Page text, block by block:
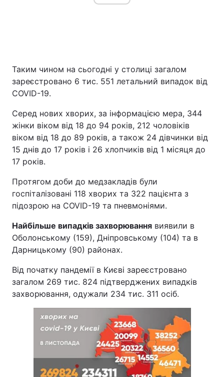
Таким чином на сьогодні у столиці загалом
зареєстровано 6 тис. 551 летальний випадок від
COVID-19.
Серед нових хворих, за інформацією мера, 344
жінки віком від 18 до 94 років, 212 чоловіків
віком від 18 до 89 років, а також 24 дівчинки від
15 днів до 17 років і 26 хлопчиків від 1 місяця до
17 років.
Протягом доби до медзакладів були
госпіталізовані 118 хворих та 322 пацієнта з
підозрою на COVID-19 та пневмоніями.
Найбільше випадків захворювання виявили в
Оболонському (159), Дніпровському (104) та в
Дарницькому (90) районах.
Від початку пандемії в Києві зареєстровано
загалом 269 тис. 824 підтверджених випадків
захворювання, одужали 234 тис. 311 осіб.